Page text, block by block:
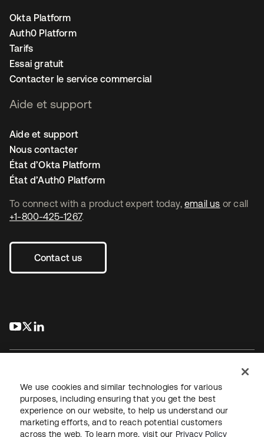
To connect with a product expert today, email us or call
+1-800-425-1267.
Contact us
s’ouvre dans un nouvel onglet
s’ouvre dans un nouvel onglet
Okta Platform
Auth0 Platform
Tarifs
Essai gratuit
Contacter le service commercial
Aide et support
Aide et support
Nous contacter
État d’Okta Platform
État d’Auth0 Platform
JuridiquePolitique de confidentialité
Conditions d’utilisation du siteSécuritéPlan du site
We use cookies and similar technologies for various
purposes, including ensuring that you get the best
experience on our website, to help us understand our
marketing efforts, and to reach potential customers
across the web. To learn more, visit our Privacy Policy